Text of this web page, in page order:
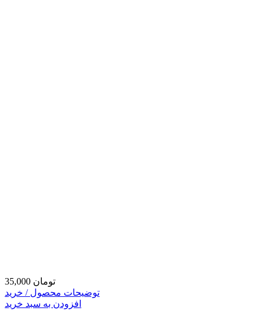
35,000 تومان
توضیحات محصول / خرید
افزودن به سبد خرید